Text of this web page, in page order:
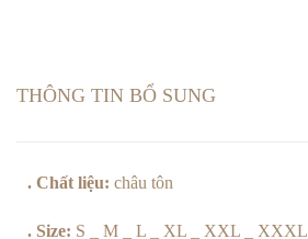
THÔNG TIN BỔ SUNG
. Chất liệu: châu tôn
. Size: S _ M _ L _ XL _ XXL _ XXXL